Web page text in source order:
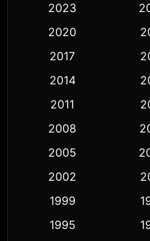
Classic หนังคลาสสิก
Comedy ตลก
Crime อาชญากรรม
Cult Film
Dance เต้น
2023
2020
2017
2014
2011
2008
2005
2002
1999
1995